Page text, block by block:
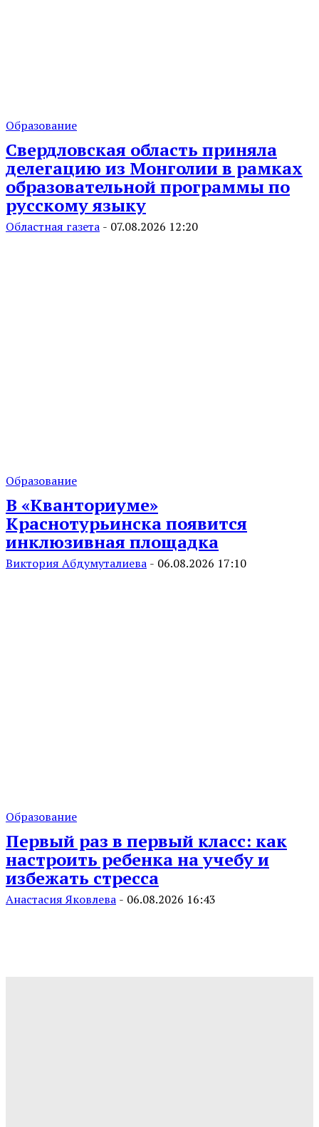
Образование
Свердловская область приняла
делегацию из Монголии в рамках
образовательной программы по
русскому языку
Областная газета - 07.08.2026 12:20
Образование
В «Кванториуме»
Краснотурьинска появится
инклюзивная площадка
Виктория Абдумуталиева - 06.08.2026 17:10
Образование
Первый раз в первый класс: как
настроить ребенка на учебу и
избежать стресса
Анастасия Яковлева - 06.08.2026 16:43